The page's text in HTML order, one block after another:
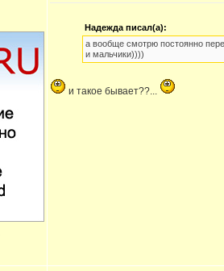
Надежда писал(а):
а вообще смотрю постоянно
и мальчики))))
и такое бывает??...